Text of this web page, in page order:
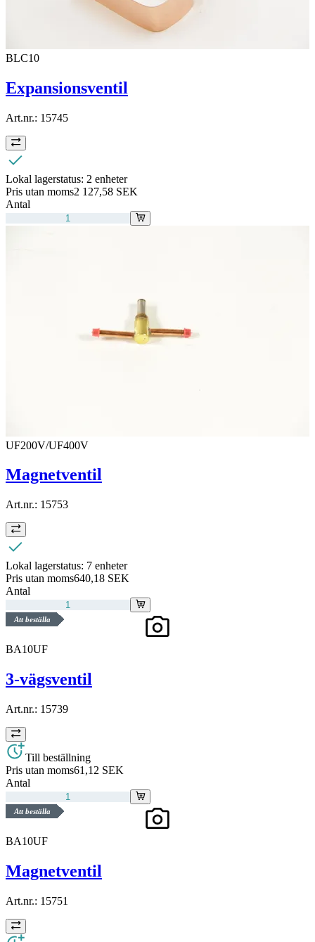
BLC10
Expansionsventil
Art.nr.: 15745
Lokal lagerstatus: 2 enheter
Pris utan moms2 127,58 SEK
Antal
UF200V/UF400V
Magnetventil
Art.nr.: 15753
Lokal lagerstatus: 7 enheter
Pris utan moms640,18 SEK
Antal
Att beställa
BA10UF
3-vägsventil
Art.nr.: 15739
Till beställning
Pris utan moms61,12 SEK
Antal
Att beställa
BA10UF
Magnetventil
Art.nr.: 15751